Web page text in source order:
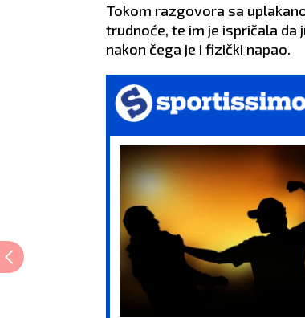
Tokom razgovora sa
trudnoće, te im je ispričala da
nakon čega je i fizički napao.